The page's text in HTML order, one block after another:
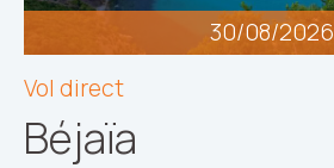
30/08/2026
Vol direct
Béjaïa